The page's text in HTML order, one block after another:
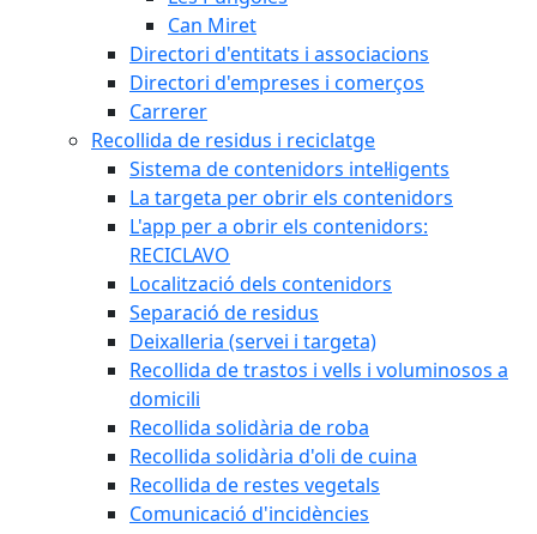
Can Miret
Directori d'entitats i associacions
Directori d'empreses i comerços
Carrerer
Recollida de residus i reciclatge
Sistema de contenidors intel·ligents
La targeta per obrir els contenidors
L'app per a obrir els contenidors:
RECICLAVO
Localització dels contenidors
Separació de residus
Deixalleria (servei i targeta)
Recollida de trastos i vells i voluminosos a
domicili
Recollida solidària de roba
Recollida solidària d'oli de cuina
Recollida de restes vegetals
Comunicació d'incidències